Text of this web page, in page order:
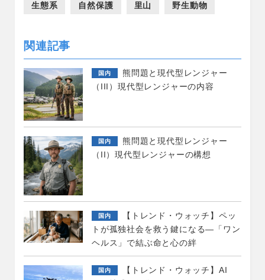
生態系 自然保護 里山 野生動物
関連記事
国内
熊問題と現代型レンジャー
（III）現代型レンジャーの内容
国内
熊問題と現代型レンジャー
（II）現代型レンジャーの構想
国内
【トレンド・ウォッチ】ペッ
トが孤独社会を救う鍵になる―「ワン
ヘルス」で結ぶ命と心の絆
国内
【トレンド・ウォッチ】AI